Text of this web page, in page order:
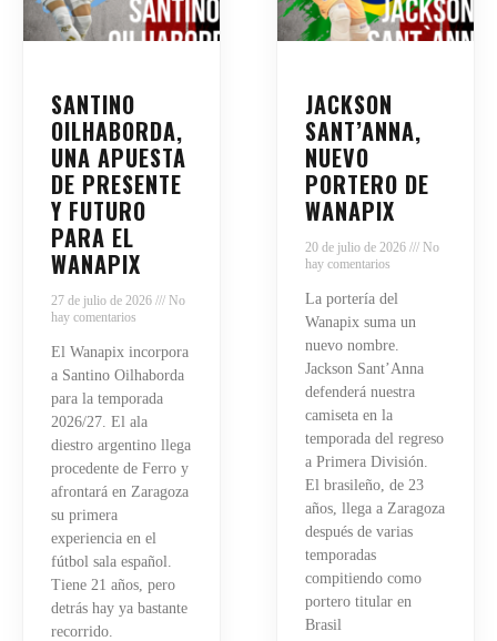
SANTINO
OILHABORDA,
UNA APUESTA
DE PRESENTE
Y FUTURO
PARA EL
WANAPIX
27 de julio de 2026
No
hay comentarios
El Wanapix incorpora
a Santino Oilhaborda
para la temporada
2026/27. El ala
diestro argentino llega
procedente de Ferro y
afrontará en Zaragoza
su primera
experiencia en el
fútbol sala español.
Tiene 21 años, pero
detrás hay ya bastante
recorrido.
JACKSON
SANT’ANNA,
NUEVO
PORTERO DE
WANAPIX
20 de julio de 2026
No
hay comentarios
La portería del
Wanapix suma un
nuevo nombre.
Jackson Sant’Anna
defenderá nuestra
camiseta en la
temporada del regreso
a Primera División.
El brasileño, de 23
años, llega a Zaragoza
después de varias
temporadas
compitiendo como
portero titular en
Brasil